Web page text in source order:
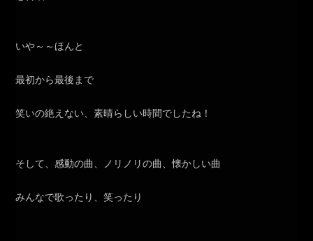
いや～～ほんと
最初から最後まで
笑いの絶えない、素晴らしい時間でしたね！
そして、感動の曲、ノリノリの曲、懐かしい曲
みんなで歌ったり、笑ったり